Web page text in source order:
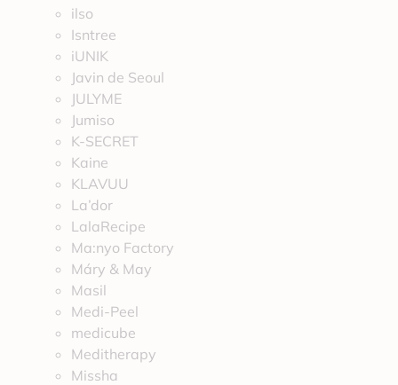
ilso
Isntree
iUNIK
Javin de Seoul
JULYME
Jumiso
K-SECRET
Kaine
KLAVUU
La’dor
LalaRecipe
Ma:nyo Factory
Máry & May
Masil
Medi-Peel
medicube
Meditherapy
Missha